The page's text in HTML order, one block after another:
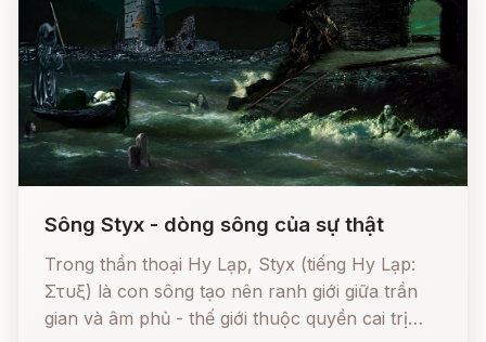
Sông Styx - dòng sông của sự thật
Trong thần thoại Hy Lạp, Styx (tiếng Hy Lạp:
Στυξ) là con sông tạo nên ranh giới giữa trần
gian và âm phủ - thế giới thuộc quyền cai trị